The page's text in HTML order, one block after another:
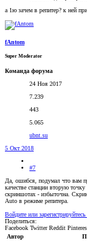
а 1ю зачем в репитер? к ней
fAntom
Super Moderator
Команда форума
24 Ноя 2017
7.239
443
5.065
ubnt.su
5 Окт 2018
#7
Да, ошибся, подумал что вам
качестве станции вторую
скриншотах - избыточна.
Auto в режиме репитера.
Войдите или
Поделиться:
Facebook Twitter Reddit
Автор